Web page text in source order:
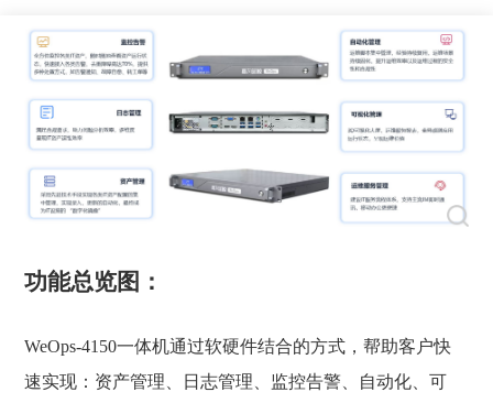
功能总览图：
WeOps-4150一体机通过软硬件结合的方式，帮助客户快
速实现：资产管理、日志管理、监控告警、自动化、可